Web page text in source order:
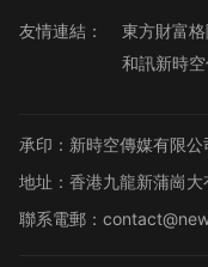
友情連結： 東方財富
和訊新時
承印：新時空傳媒有限公
地址：香港九龍新蒲崗
聯系電郵：